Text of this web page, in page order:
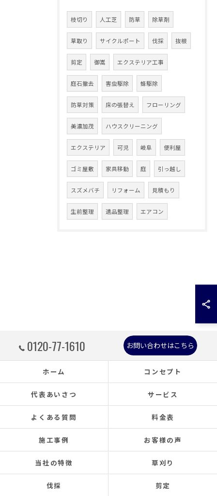
枝切り 人工芝 防草 除草剤
草取り サイクルポート 伐採 抜根
剪定 御嵩 エクステリア工事
庭石撤去 害虫駆除 蜂駆除
防草対策 床の張替え フローリング
美濃加茂 ハウスクリーニング
エクステリア 可児 岐阜 便利屋
ゴミ屋敷 家具移動 庭 引っ越し
スズメバチ リフォーム 見積もり
生前整理 遺品整理 エアコン
0120-77-1610 お問い合わせはこちら
ホーム コンセプト
代表あいさつ サービス
よくある質問 料金表
施工事例 お客様の声
当社の特徴 草刈り
伐採 剪定